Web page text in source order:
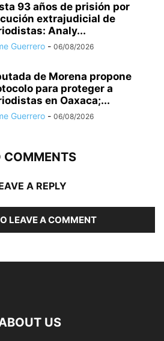
93 años de prisión por
extrajudicial de
Analy...
Guerrero - 06/08/2026
de Morena propone
para proteger a
en Oaxaca;...
Guerrero - 06/08/2026
COMMENTS
A REPLY
LEAVE A COMMENT
US